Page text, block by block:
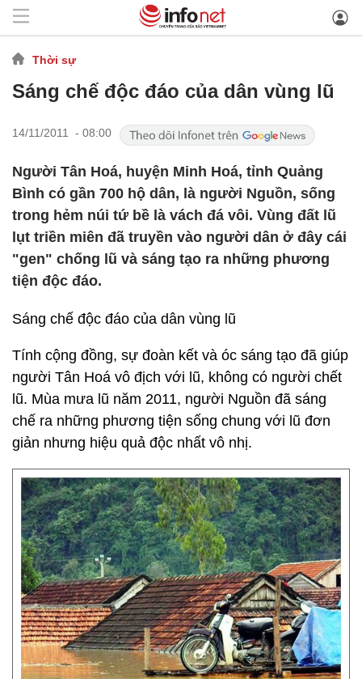
Thời sự
Sáng chế độc đáo của dân vùng lũ
14/11/2011 - 08:00
Người Tân Hoá, huyện Minh Hoá, tỉnh Quảng
Bình có gần 700 hộ dân, là người Nguồn, sống
trong hẻm núi tứ bề là vách đá vôi. Vùng đất lũ
lụt triền miên đã truyền vào người dân ở đây cái
"gen" chống lũ và sáng tạo ra những phương
tiện độc đáo.
Sáng chế độc đáo của dân vùng lũ
Tính cộng đồng, sự đoàn kết và óc sáng tạo đã giúp
người Tân Hoá vô địch với lũ, không có người chết
lũ. Mùa mưa lũ năm 2011, người Nguồn đã sáng
chế ra những phương tiện sống chung với lũ đơn
giản nhưng hiệu quả độc nhất vô nhị.